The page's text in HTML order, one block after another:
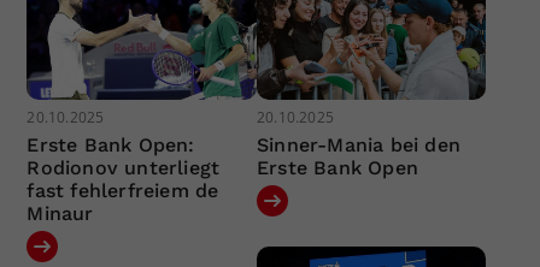
20.10.2025
Erste Bank Open:
Rodionov unterliegt
fast fehlerfreiem de
Minaur
20.10.2025
Sinner-Mania bei den
Erste Bank Open